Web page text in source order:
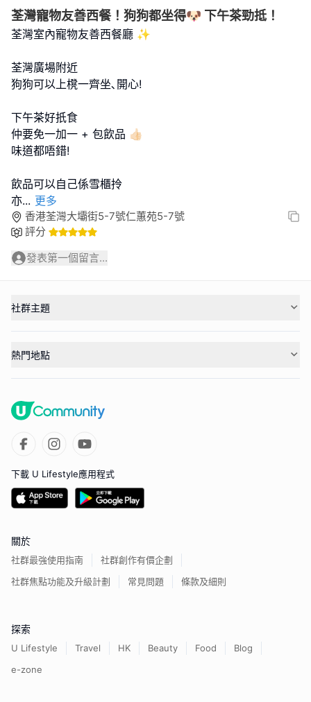
荃灣寵物友善西餐！狗狗都坐得🐶 下午茶勁抵！
荃灣室內寵物友善西餐廳 ✨
荃灣廣場附近
狗狗可以上櫈一齊坐､開心!
下午茶好扺食
仲要免一加一 + 包飲品 👍🏻
味道都唔錯!
飲品可以自己係雪櫃拎
亦... 更多
香港荃灣大壩街5-7號仁蕙苑5-7號
評分
發表第一個留言...
社群主題
熱門地點
下載 U Lifestyle應用程式
關於
社群最強使用指南
社群創作有價企劃
社群焦點功能及升級計劃
常見問題 條款及細則
探索
U Lifestyle Travel HK Beauty Food
Blog
e-zone